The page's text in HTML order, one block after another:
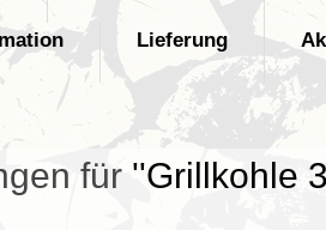
Lieferung
für Grillkohle